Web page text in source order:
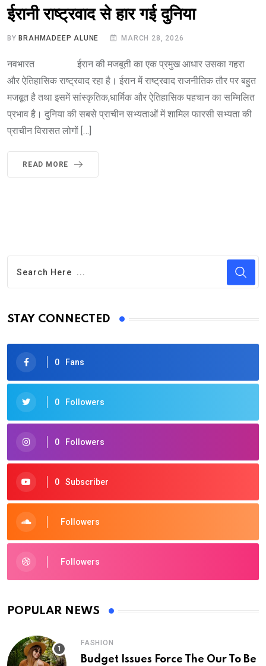
ईरानी राष्ट्रवाद से हार गई दुनिया
BY BRAHMADEEP ALUNE MARCH 28, 2026
नवभारत ईरान की मजबूती का एक प्रमुख आधार उसका गहरा
और ऐतिहासिक राष्ट्रवाद रहा है। ईरान में राष्ट्रवाद राजनीतिक तौर पर बहुत
मजबूत है तथा इसमें सांस्कृतिक,धार्मिक और ऐतिहासिक पहचान का सम्मिलित
प्रभाव है। दुनिया की सबसे प्राचीन सभ्यताओं में शामिल फारसी सभ्यता की
प्राचीन विरासत लोगों […]
READ MORE
STAY CONNECTED
0 Fans
0 Followers
0 Followers
0 Subscriber
Followers
Followers
POPULAR NEWS
FASHION
Budget Issues Force The Our To Be